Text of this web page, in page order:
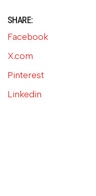
SHARE:
Facebook
X.com
Pinterest
Linkedin